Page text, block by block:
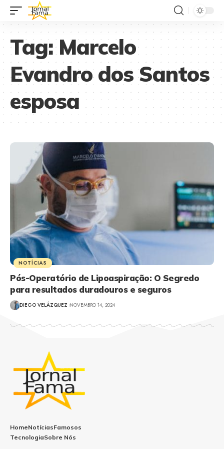
Tag:Marcelo
Evandro dos Santos
esposa
NOTÍCIAS
Pós-Operatório de Lipoaspiração: O Segredo
para resultados duradouros e seguros
DIEGO VELÁZQUEZ NOVEMBRO 14, 2024
HomeNotíciasFamosos
TecnologiaSobre Nós